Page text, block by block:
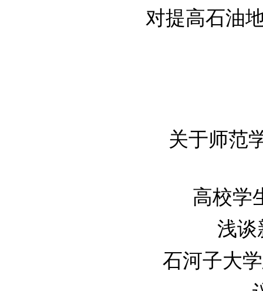
对提高石油
关于师范
高校学
浅谈
石河子大